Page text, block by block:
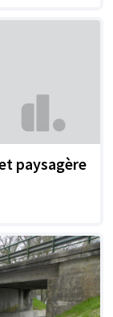
paysagère